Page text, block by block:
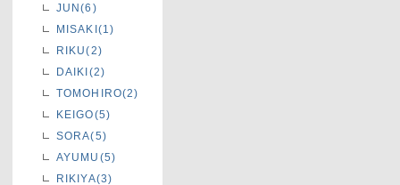
JUN(6)
MISAKI(1)
RIKU(2)
DAIKI(2)
TOMOHIRO(2)
KEIGO(5)
SORA(5)
AYUMU(5)
RIKIYA(3)